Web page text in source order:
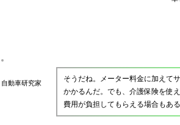
自動車研究家
そうだね。メーター料金に加えて
かかるんだ。でも、介護保険を使
費用が負担してもらえる場合もある